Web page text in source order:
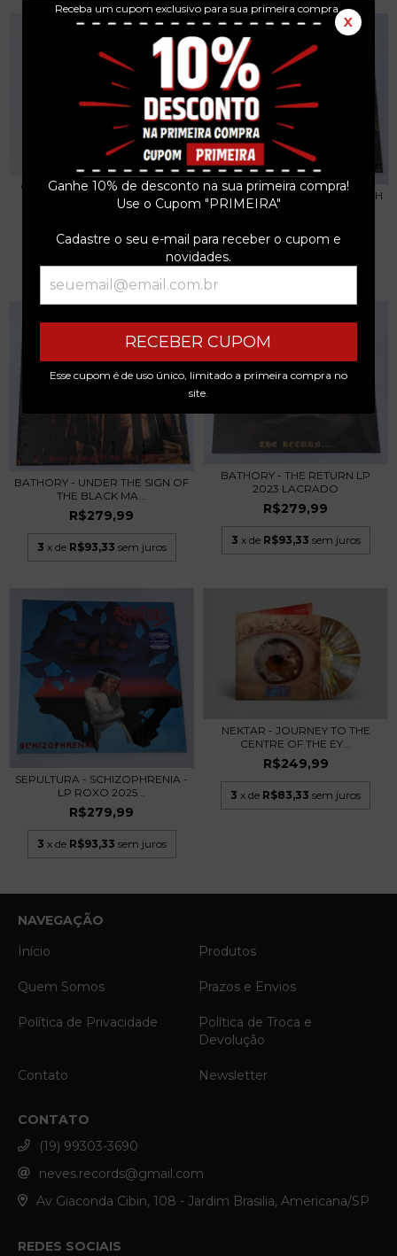
Receba um cupom exclusivo para sua primeira compra.
X
Ganhe 10% de desconto na sua primeira compra!
Use o Cupom "PRIMEIRA"
Cadastre o seu e-mail para receber o cupom e
novidades.
RECEBER CUPOM
Esse cupom é de uso único, limitado a primeira compra no
site.
OZZY OSBOURNE - BLIZZARD
OF OZZ LP PICTU...
sem juros
BATHORY - BLOOD FIRE DEATH
LP 2023 LACRA...
BATHORY - UNDER THE SIGN OF
THE BLACK MA...
R$279,99
3 x de R$93,33 sem juros
BATHORY - THE RETURN LP
2023 LACRADO
R$279,99
3 x de R$93,33 sem juros
SEPULTURA - SCHIZOPHRENIA -
LP ROXO 2025...
R$279,99
3 x de R$93,33 sem juros
NEKTAR - JOURNEY TO THE
CENTRE OF THE EY...
R$249,99
3 x de R$83,33 sem juros
NAVEGAÇÃO
Início
Produtos
Quem Somos Prazos e Envios
Política de Privacidade
Política de Troca e
Devolução
Contato Newsletter
CONTATO
(19) 99303-3690
neves.records@gmail.com
Av Giaconda Cibin, 108 - Jardim Brasilia, Americana/SP
REDES SOCIAIS